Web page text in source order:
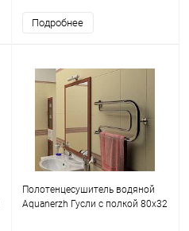
Подробнее
Полотенцесушитель водяной
Aquanerzh Гусли с полкой 80х32